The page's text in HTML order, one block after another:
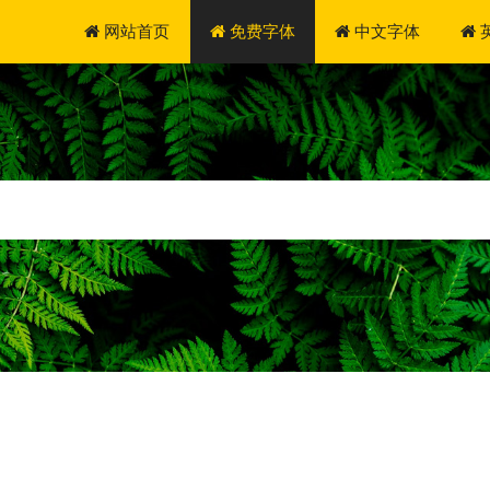
网站首页 免费字体 中文字体